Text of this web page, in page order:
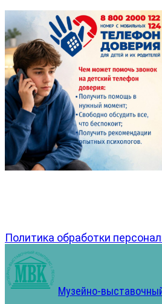
Политика обработки
Музейно-